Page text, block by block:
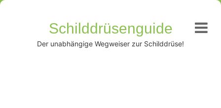
Schilddrüsenguide
Der unabhängige Wegweiser zur Schilddrüse!